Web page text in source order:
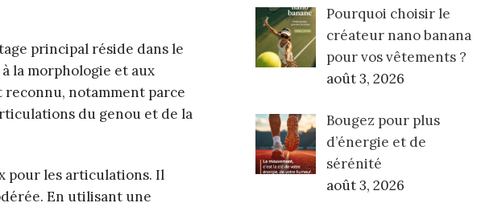
principal réside dans le
la morphologie et aux
reconnu, notamment parce
du genou et de la
pour les articulations. Il
En utilisant une
Pourquoi choisir le
créateur nano banana
pour vos vêtements ?
août 3, 2026
Bougez pour plus
d’énergie et de
sérénité
août 3, 2026